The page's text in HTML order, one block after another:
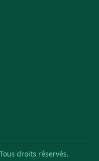
droits réservés.